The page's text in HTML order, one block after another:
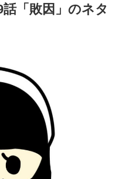
「敗因」のネタ